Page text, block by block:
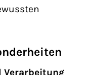
Verarbeitung